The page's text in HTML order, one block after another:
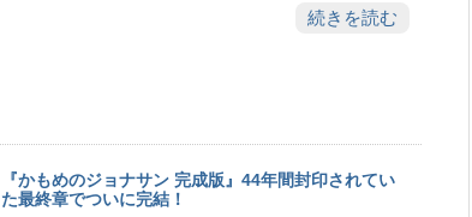
続きを読む
『かもめのジョナサン 完成版』44年間封印されてい
た最終章でついに完結！